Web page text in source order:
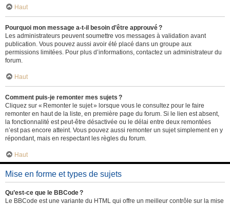
Haut
Pourquoi mon message a-t-il besoin d’être approuvé ?
Les administrateurs peuvent soumettre vos messages à validation avant
publication. Vous pouvez aussi avoir été placé dans un groupe aux
permissions limitées. Pour plus d’informations, contactez un administrateur du
forum.
Haut
Comment puis-je remonter mes sujets ?
Cliquez sur « Remonter le sujet » lorsque vous le consultez pour le faire
remonter en haut de la liste, en première page du forum. Si le lien est absent,
la fonctionnalité est peut-être désactivée ou le délai entre deux remontées
n’est pas encore atteint. Vous pouvez aussi remonter un sujet simplement en y
répondant, mais en respectant les règles du forum.
Haut
Mise en forme et types de sujets
Qu’est-ce que le BBCode ?
Le BBCode est une variante du HTML qui offre un meilleur contrôle sur la mise